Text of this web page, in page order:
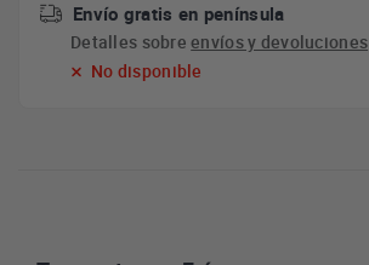
Envío gratis en península
Detalles sobreenvíos y devoluciones
No disponible